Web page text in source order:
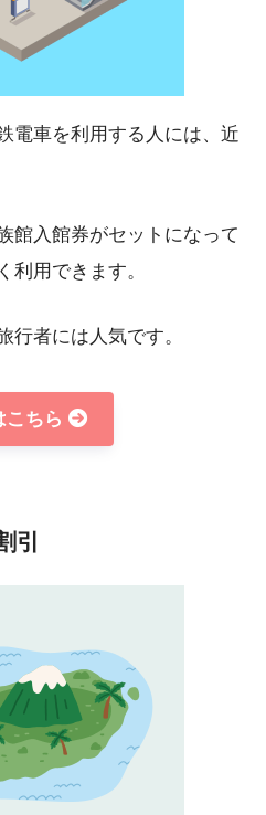
電車を利用する人には、近
館入館券がセットになって
利用できます。
行者には人気です。
こちら
引